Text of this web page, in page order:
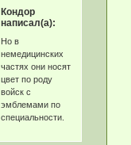
Кондор
написал(а):
Но в
немедицинских
частях они носят
цвет по роду
войск с
эмблемами по
специальности.